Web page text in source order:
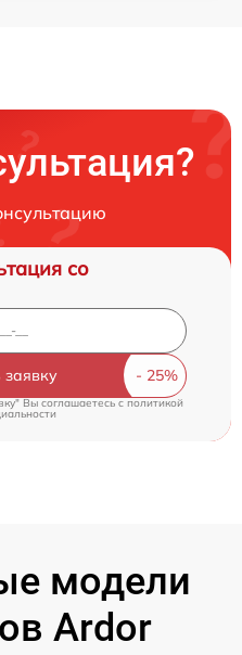
со
заявку
Вы соглашаетесь cполитикой
модели
Ardor